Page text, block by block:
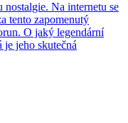
Na internetu se
tento zapomenutý
O jaký legendární
je jeho skutečná